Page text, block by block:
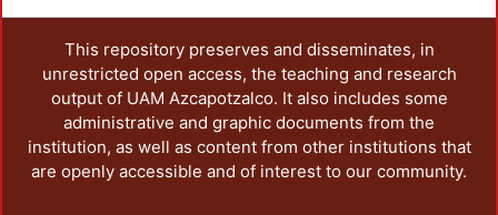
This repository preserves and disseminates, in
unrestricted open access, the teaching and research
output of UAM Azcapotzalco. It also includes some
administrative and graphic documents from the
institution, as well as content from other institutions that
are openly accessible and of interest to our community.